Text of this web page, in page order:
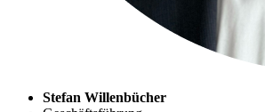
Stefan Willenbücher